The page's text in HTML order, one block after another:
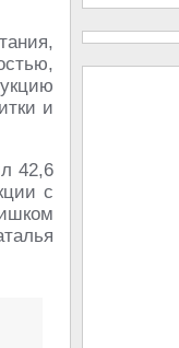
и
42,6
с